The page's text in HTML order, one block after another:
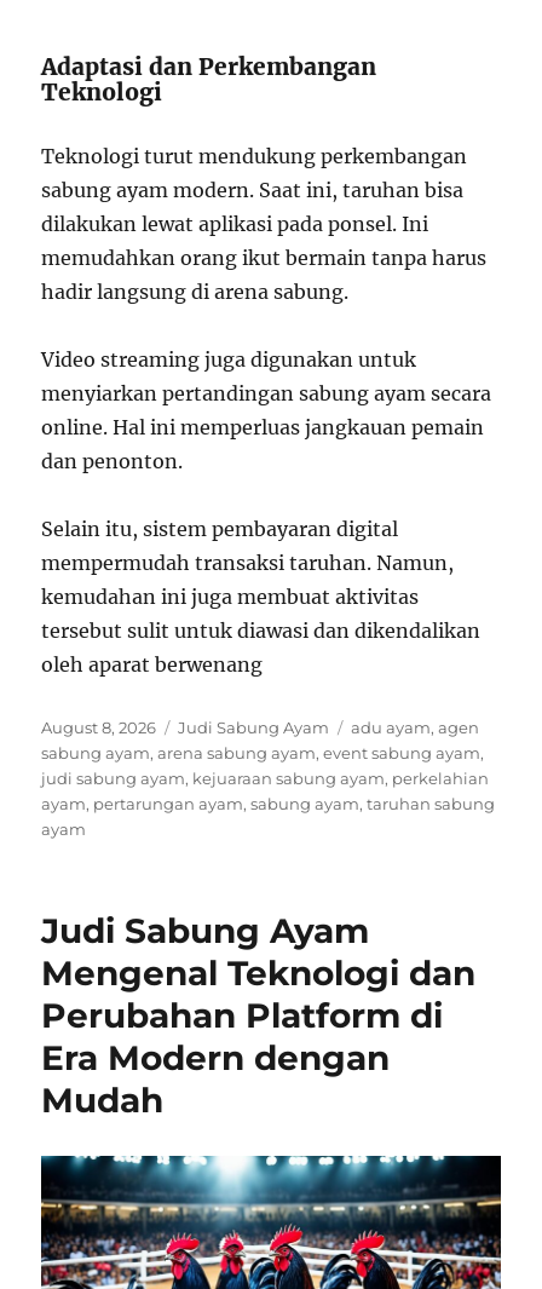
Adaptasi dan Perkembangan
Teknologi
Teknologi turut mendukung perkembangan
sabung ayam modern. Saat ini, taruhan bisa
dilakukan lewat aplikasi pada ponsel. Ini
memudahkan orang ikut bermain tanpa harus
hadir langsung di arena sabung.
Video streaming juga digunakan untuk
menyiarkan pertandingan sabung ayam secara
online. Hal ini memperluas jangkauan pemain
dan penonton.
Selain itu, sistem pembayaran digital
mempermudah transaksi taruhan. Namun,
kemudahan ini juga membuat aktivitas
tersebut sulit untuk diawasi dan dikendalikan
oleh aparat berwenang
P
o
s
t
e
August 8, 2026
C
a
t
e
e
Judi Sabung Ayam
T
a
g
s
adu ayam,agen
sabung ayam,arena sabung ayam,event sabung ayam,
judi sabung ayam, kejuaraan sabung ayam, perkelahian
ayam, pertarungan ayam,sabung ayam,taruhan sabung
ayam
Judi Sabung Ayam
Mengenal Teknologi dan
Perubahan Platform di
Era Modern dengan
Mudah